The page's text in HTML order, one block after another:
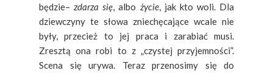
będzie–zdarza się, albo życie, jak kto woli. Dla
dziewczyny te słowa zniechęcające wcale nie
były, przecież to jej praca i zarabiać musi.
Zresztą ona robi to z „czystej przyjemności”.
Scena się urywa. Teraz przenosimy się do